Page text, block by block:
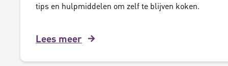
tips en hulpmiddelen om zelf te blijven koken.
Lees meer